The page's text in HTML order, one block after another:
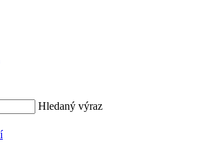
Hledaný výraz